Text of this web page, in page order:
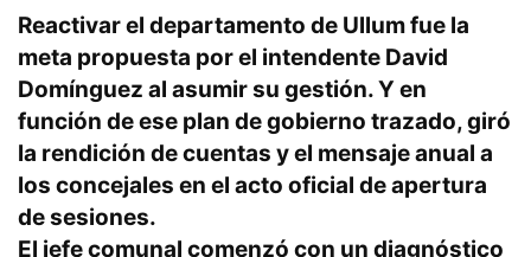
Reactivar el departamento de Ullum fue la
meta propuesta por el intendente David
Domínguez al asumir su gestión. Y en
función de ese plan de gobierno trazado, giró
la rendición de cuentas y el mensaje anual a
los concejales en el acto oficial de apertura
de sesiones.
El jefe comunal comenzó con un diagnóstico